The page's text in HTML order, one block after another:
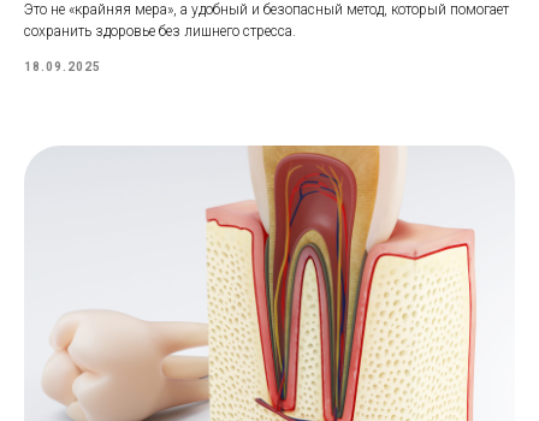
Это не «крайняя мера», а удобный и безопасный метод, который помогает
сохранить здоровье без лишнего стресса.
18.09.2025